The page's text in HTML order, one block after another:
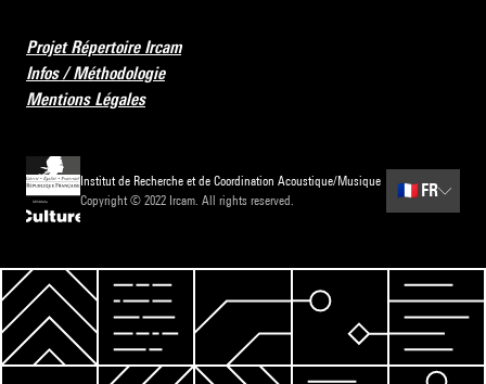
Projet Répertoire Ircam
Infos / Méthodologie
Mentions Légales
Institut de Recherche et de Coordination Acoustique/Musique
Copyright © 2022 Ircam. All rights reserved.
🇫🇷 FR